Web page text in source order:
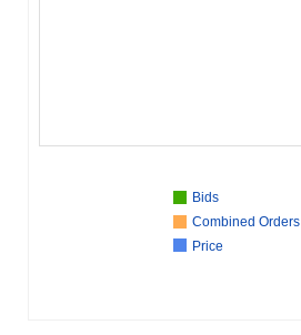
Bids
Combined Orders
Price